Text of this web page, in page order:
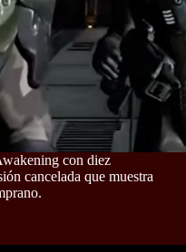
con diez
cancelada que muestra